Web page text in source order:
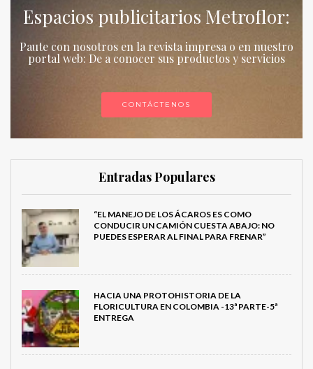
Espacios publicitarios Metroflor:
Paute con nosotros en la revista impresa o en nuestro
portal web: De a conocer sus productos y servicios
CONTÁCTENOS
Entradas Populares
“EL MANEJO DE LOS ÁCAROS ES COMO
CONDUCIR UN CAMIÓN CUESTA ABAJO: NO
PUEDES ESPERAR AL FINAL PARA FRENAR”
HACIA UNA PROTOHISTORIA DE LA
FLORICULTURA EN COLOMBIA -13ª PARTE-5ª
ENTREGA